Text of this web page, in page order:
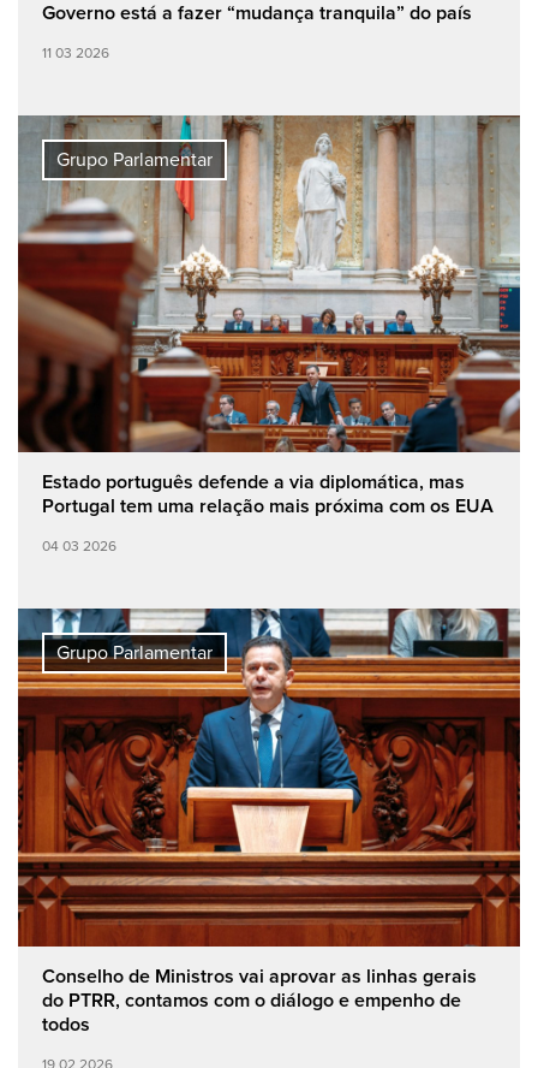
Governo está a fazer “mudança tranquila” do país
11 03 2026
Grupo Parlamentar
Estado português defende a via diplomática, mas
Portugal tem uma relação mais próxima com os EUA
04 03 2026
Grupo Parlamentar
Conselho de Ministros vai aprovar as linhas gerais
do PTRR, contamos com o diálogo e empenho de
todos
19 02 2026